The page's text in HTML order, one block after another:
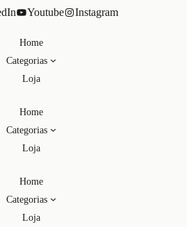
Youtube
Instagram
Home
Categorias
Loja
Home
Categorias
Loja
Home
Categorias
Loja